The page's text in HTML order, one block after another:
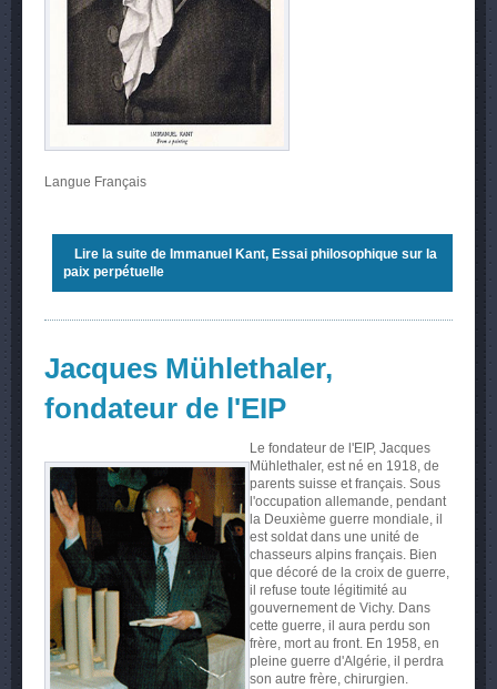
Langue Français
Lire la suite de Immanuel Kant, Essai philosophique sur la
paix perpétuelle
Jacques Mühlethaler,
fondateur de l'EIP
Le fondateur de l'EIP, Jacques
Mühlethaler, est né en 1918, de
parents suisse et français. Sous
l'occupation allemande, pendant
la Deuxième guerre mondiale, il
est soldat dans une unité de
chasseurs alpins français. Bien
que décoré de la croix de guerre,
il refuse toute légitimité au
gouvernement de Vichy. Dans
cette guerre, il aura perdu son
frère, mort au front. En 1958, en
pleine guerre d'Algérie, il perdra
son autre frère, chirurgien.